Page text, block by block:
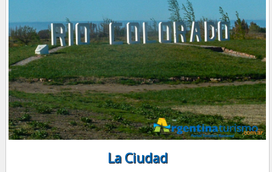
La Ciudad